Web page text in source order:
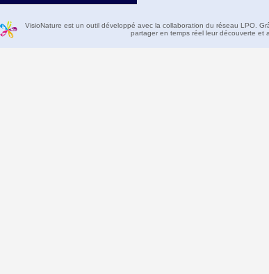
VisioNature est un outil développé avec la collaboration du réseau LPO.
partager en temps réel leur découverte et